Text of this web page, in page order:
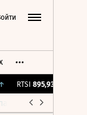
RTSI 895,93 +1,68%